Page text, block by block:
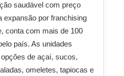
saudável com preço
expansão por franchising
conta com mais de 100
país. As unidades
de açaí, sucos,
omeletes, tapiocas e